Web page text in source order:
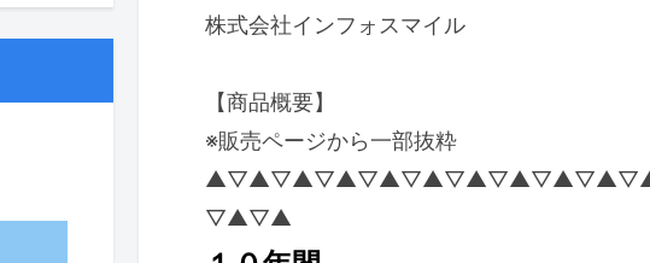
株式会社インフォスマイル
【商品概要】
※販売ページから一部抜粋
▽▲▽▲